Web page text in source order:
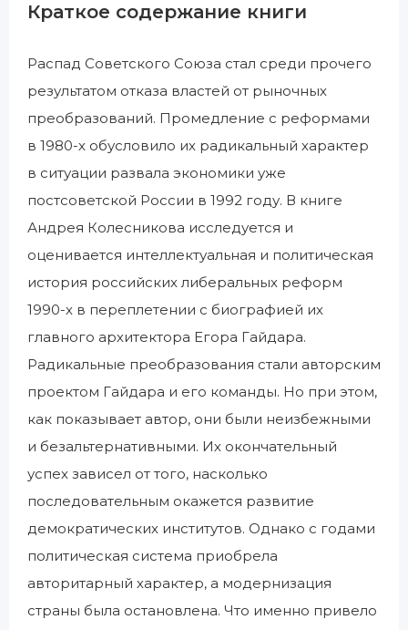
Краткое содержание книги
Распад Советского Союза стал среди прочего
результатом отказа властей от рыночных
преобразований. Промедление с реформами
в 1980-х обусловило их радикальный характер
в ситуации развала экономики уже
постсоветской России в 1992 году. В книге
Андрея Колесникова исследуется и
оценивается интеллектуальная и политическая
история российских либеральных реформ
1990-х в переплетении с биографией их
главного архитектора Егора Гайдара.
Радикальные преобразования стали авторским
проектом Гайдара и его команды. Но при этом,
как показывает автор, они были неизбежными
и безальтернативными. Их окончательный
успех зависел от того, насколько
последовательным окажется развитие
демократических институтов. Однако с годами
политическая система приобрела
авторитарный характер, а модернизация
страны была остановлена. Что именно привело